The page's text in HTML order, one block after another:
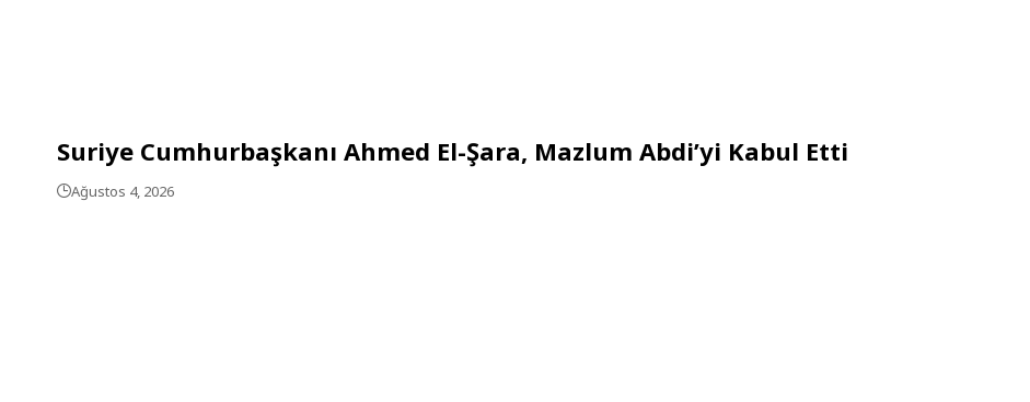
Suriye Cumhurbaşkanı Ahmed El-Şara, Mazlum Abdi’yi Kabul Etti
Ağustos 4, 2026